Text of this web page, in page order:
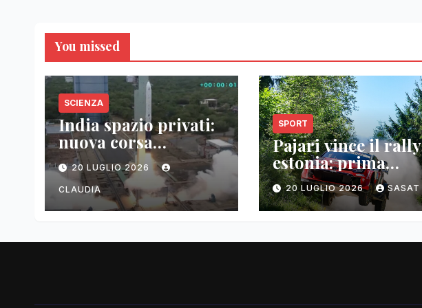
You missed
SCIENZA
India spazio privati:
nuova corsa
tecnologica
20 LUGLIO 2026
CLAUDIA
SPORT
Pajari vince il rally
estonia: prima
vittoria wrc
20 LUGLIO 2026 SASAT